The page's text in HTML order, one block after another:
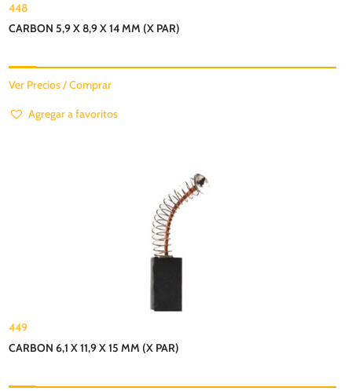
448
CARBON 5,9 X 8,9 X 14 MM (X PAR)
Ver Precios / Comprar
Agregar a favoritos
449
CARBON 6,1 X 11,9 X 15 MM (X PAR)